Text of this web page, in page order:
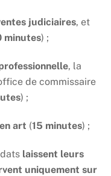
judiciaires, et
minutes) ;
, la
de commissaire
) ;
art (15 minutes) ;
laissent leurs
uniquement sur